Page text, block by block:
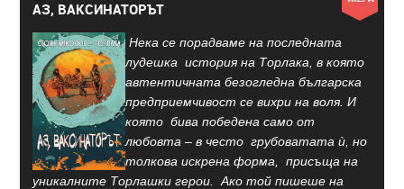
АЗ, ВАКСИНАТОРЪТ
Нека се порадваме на последната
лудешка история на Торлака, в която
автентичната безогледна българска
предприемчивост се вихри на воля. И
която бива победена само от
любовта – в често грубоватата ѝ, но
толкова искрена форма, присъща на
уникалните Торлашки герои. Ако той пишеше на